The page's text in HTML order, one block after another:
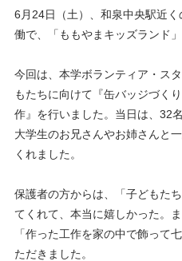
6月24日（土）、和泉中央駅近
働で、「ももやまキッズランド」
今回は、本学ボランティア・ス
もたちに向けて『缶バッジづく
作』を行いました。当日は、32
大学生のお兄さんやお姉さんと
くれました。
保護者の方からは、「子どもた
てくれて、本当に嬉しかった。
「作った工作を家の中で飾って
ただきました。